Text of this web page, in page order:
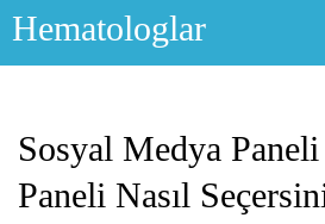
Skip
Hematologlar
Sosyal Medya
Paneli Nasıl